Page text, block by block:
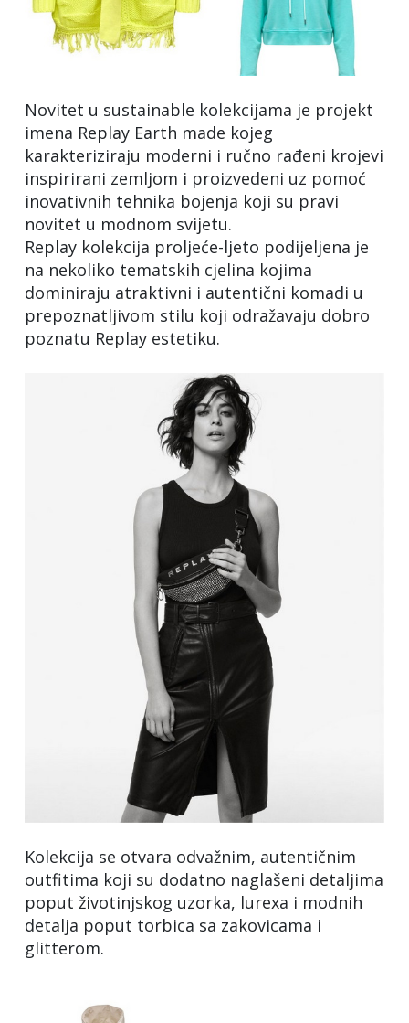
Novitet u sustainable kolekcijama je projekt
imena Replay Earth made kojeg
karakteriziraju moderni i ručno rađeni krojevi
inspirirani zemljom i proizvedeni uz pomoć
inovativnih tehnika bojenja koji su pravi
novitet u modnom svijetu.
Replay kolekcija proljeće-ljeto podijeljena je
na nekoliko tematskih cjelina kojima
dominiraju atraktivni i autentični komadi u
prepoznatljivom stilu koji odražavaju dobro
poznatu Replay estetiku.
Kolekcija se otvara odvažnim, autentičnim
outfitima koji su dodatno naglašeni detaljima
poput životinjskog uzorka, lurexa i modnih
detalja poput torbica sa zakovicama i
glitterom.